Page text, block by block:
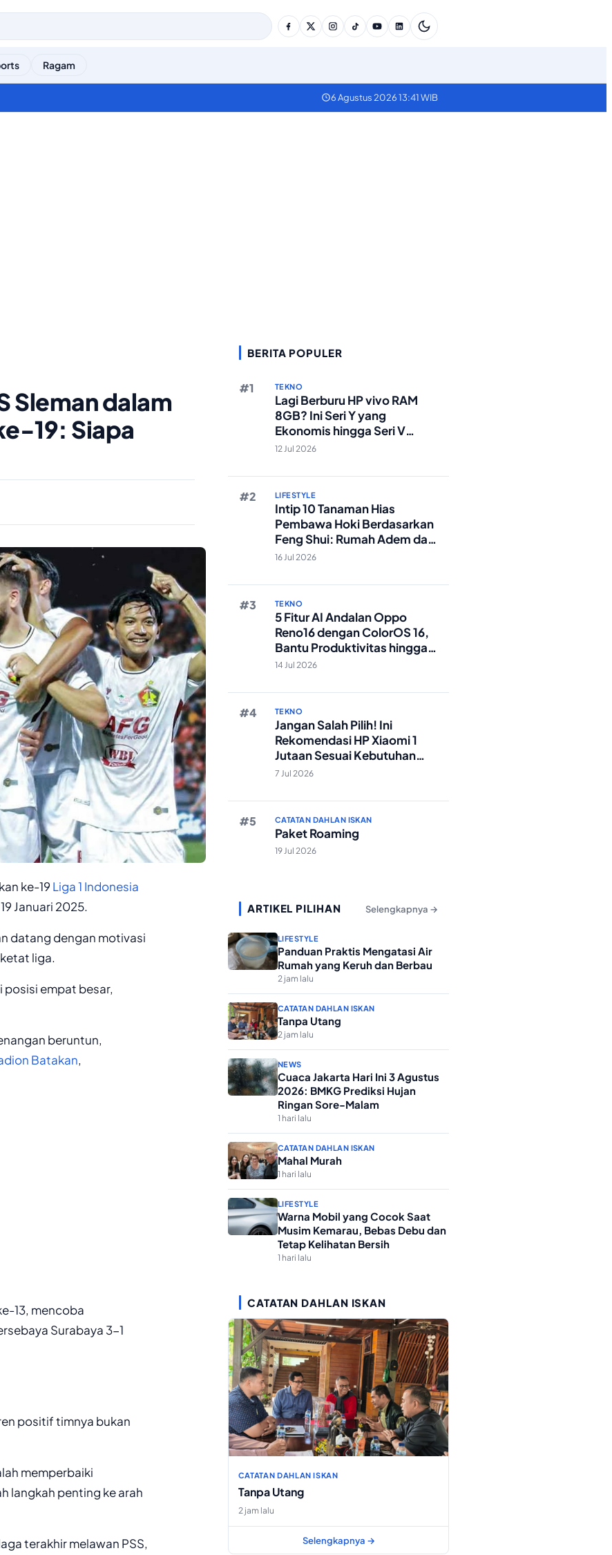
Ragam
6 Agustus 2026 13:41 WIB
Sleman dalam
19: Siapa
ke-19 Liga 1 Indonesia
Januari 2025.
datang dengan motivasi
liga.
posisi empat besar,
beruntun,
Batakan,
13, mencoba
Surabaya 3-1
positif timnya bukan
memperbaiki
langkah penting ke arah
terakhir melawan PSS,
BERITA POPULER
TEKNO
Lagi Berburu HP vivo RAM
8GB? Ini Seri Y yang
Ekonomis hingga Seri V
Berstandar Militer!
12 Jul 2026
LIFESTYLE
Intip 10 Tanaman Hias
Pembawa Hoki Berdasarkan
Feng Shui: Rumah Adem dan
Rezeki Lancar!
16 Jul 2026
TEKNO
5 Fitur AI Andalan Oppo
Reno16 dengan ColorOS 16,
Bantu Produktivitas hingga
Edit Foto Lebih Praktis
14 Jul 2026
TEKNO
Jangan Salah Pilih! Ini
Rekomendasi HP Xiaomi 1
Jutaan Sesuai Kebutuhan
Anda
7 Jul 2026
CATATAN DAHLAN ISKAN
Paket Roaming
19 Jul 2026
ARTIKEL PILIHAN Selengkapnya →
LIFESTYLE
Panduan Praktis Mengatasi Air
Rumah yang Keruh dan Berbau
2 jam lalu
CATATAN DAHLAN ISKAN
Tanpa Utang
2 jam lalu
NEWS
Cuaca Jakarta Hari Ini 3 Agustus
2026: BMKG Prediksi Hujan
Ringan Sore-Malam
1 hari lalu
CATATAN DAHLAN ISKAN
Mahal Murah
1 hari lalu
LIFESTYLE
Warna Mobil yang Cocok Saat
Musim Kemarau, Bebas Debu dan
Tetap Kelihatan Bersih
1 hari lalu
CATATAN DAHLAN ISKAN
CATATAN DAHLAN ISKAN
Tanpa Utang
2 jam lalu
Selengkapnya →